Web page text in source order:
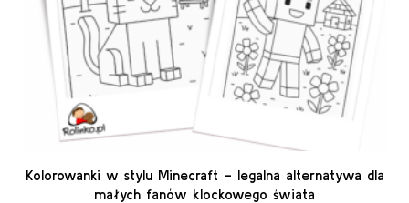
Kolorowanki w stylu Minecraft – legalna alternatywa dla
małych fanów klockowego świata